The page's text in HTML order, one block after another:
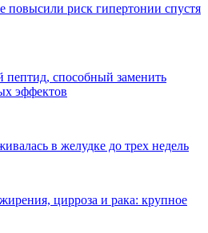
повысили риск гипертонии спустя
способный заменить
эффектов
в желудке до трех недель
цирроза и рака: крупное